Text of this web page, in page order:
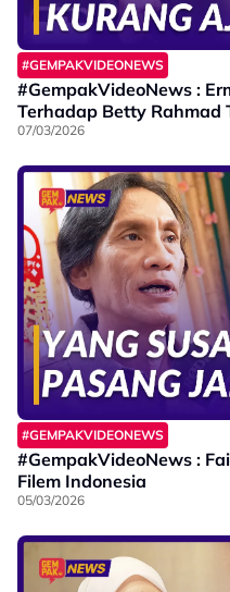
#GEMPAKVIDEONEWS
#GempakVideoNews :
Terhadap Betty Rahmad
07/03/2026
#GEMPAKVIDEONEWS
#GempakVideoNews :
Filem Indonesia
05/03/2026